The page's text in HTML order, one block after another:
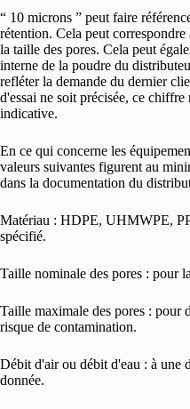
“ 10 microns ” peut faire
rétention. Cela peut
la taille des pores. Cela peut
interne de la poudre du
refléter la demande du dernier
d'essai ne soit précisée, ce
indicative.
En ce qui concerne les
valeurs suivantes figurent au
dans la documentation du
Matériau : HDPE, UHMWPE,
spécifié.
Taille nominale des pores : pour
Taille maximale des pores : pour
risque de contamination.
Débit d'air ou débit d'eau : à une
donnée.